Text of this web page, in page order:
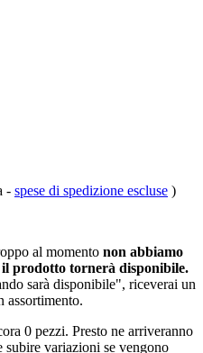
- spese di spedizione escluse )
al momento non abbiamo
prodotto tornerà disponibile.
sarà disponibile", riceverai un
assortimento.
0 pezzi. Presto ne arriveranno
subire variazioni se vengono